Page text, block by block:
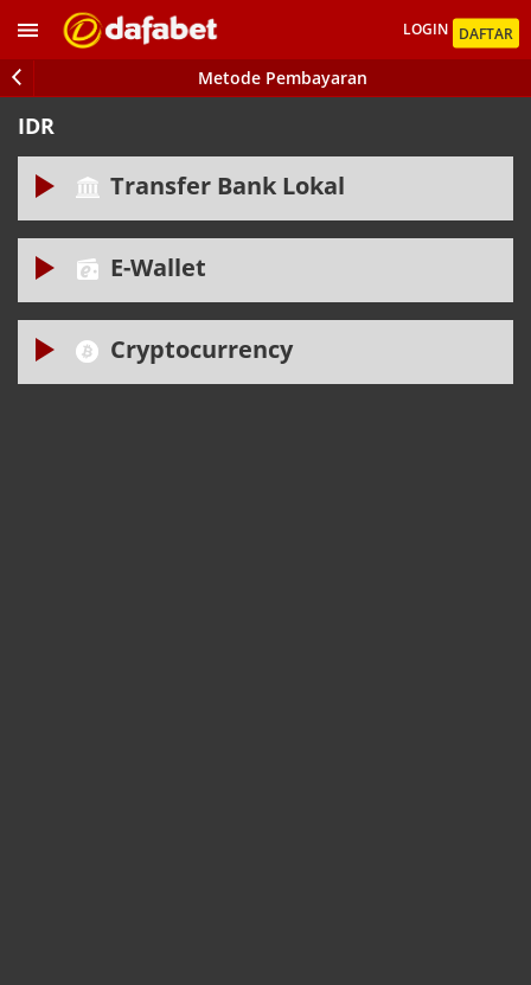
LOGIN DAFTAR
Metode Pembayaran
IDR
Transfer Bank Lokal
Batas Minimum 150,000.00 IDR
Batas Maksimum 100,000,000.00 IDR
E-Wallet
Batas Minimum 215,000.00 IDR
Cryptocurrency